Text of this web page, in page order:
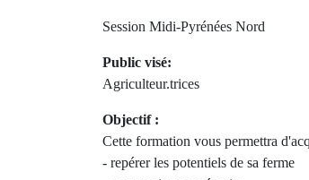
Session Midi-Pyrénées Nord
Public visé:
Agriculteur.trices
Objectif :
Cette formation vous permettra
- repérer les potentiels de sa ferme